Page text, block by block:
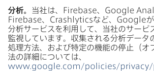
分析。
当社は、 Firebase、 Google
Firebase、 Crashlyticsなど、 Google
分析サービスを​利用して、​当社の​サービ
監視しています。​収集される​分析データ
処理方​法、​および​特定の​機能の​停止​（オ
法の​詳細に​ついては、
www.google.com /policies/privacy/